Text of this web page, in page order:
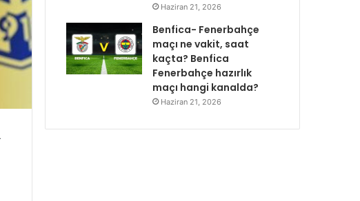
Haziran 21, 2026
Benfica- Fenerbahçe
maçı ne vakit, saat
kaçta? Benfica
Fenerbahçe hazırlık
maçı hangi kanalda?
Haziran 21, 2026